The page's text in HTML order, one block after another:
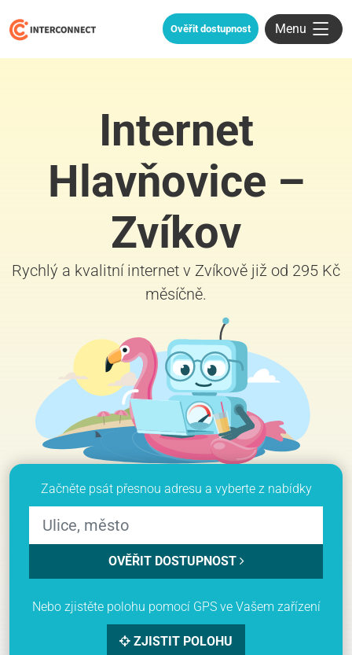
Ověřit dostupnost Menu
Internet
Hlavňovice –
Zvíkov
Rychlý a kvalitní internet v Zvíkově již od 295 Kč
měsíčně.
Začněte psát přesnou adresu a vyberte z nabídky
OVĚŘIT DOSTUPNOST
Nebo zjistěte polohu pomocí GPS ve Vašem zařízení
ZJISTIT POLOHU